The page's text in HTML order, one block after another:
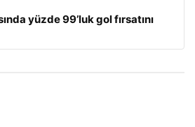
yüzde 99’luk gol fırsatını